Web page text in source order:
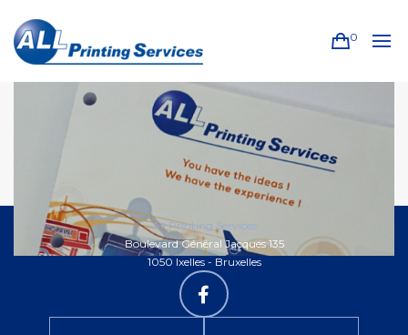
0
All Printing Services
Boulevard Général Jacques 135
1050 Ixelles - Bruxelles